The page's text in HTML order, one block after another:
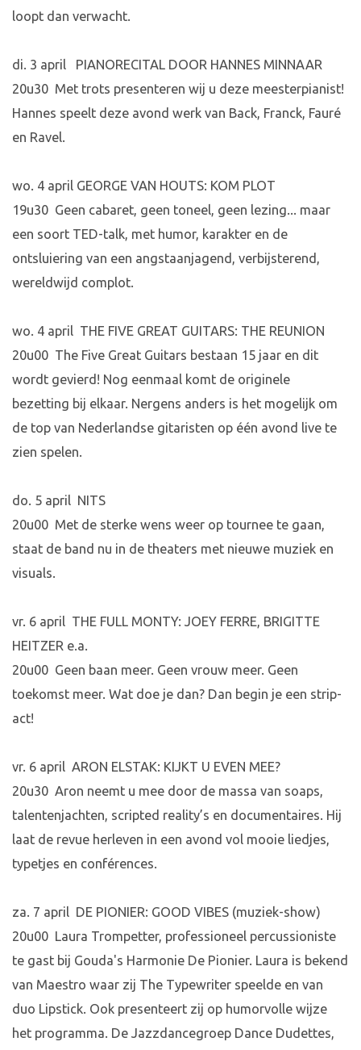
loopt dan verwacht.
di. 3 april PIANORECITAL DOOR HANNES MINNAAR
20u30 Met trots presenteren wij u deze meesterpianist!
Hannes speelt deze avond werk van Back, Franck, Fauré
en Ravel.
wo. 4 april GEORGE VAN HOUTS: KOM PLOT
19u30 Geen cabaret, geen toneel, geen lezing... maar
een soort TED-talk, met humor, karakter en de
ontsluiering van een angstaanjagend, verbijsterend,
wereldwijd complot.
wo. 4 april THE FIVE GREAT GUITARS: THE REUNION
20u00 The Five Great Guitars bestaan 15 jaar en dit
wordt gevierd! Nog eenmaal komt de originele
bezetting bij elkaar. Nergens anders is het mogelijk om
de top van Nederlandse gitaristen op één avond live te
zien spelen.
do. 5 april NITS
20u00 Met de sterke wens weer op tournee te gaan,
staat de band nu in de theaters met nieuwe muziek en
visuals.
vr. 6 april THE FULL MONTY: JOEY FERRE, BRIGITTE
HEITZER e.a.
20u00 Geen baan meer. Geen vrouw meer. Geen
toekomst meer. Wat doe je dan? Dan begin je een strip-
act!
vr. 6 april ARON ELSTAK: KIJKT U EVEN MEE?
20u30 Aron neemt u mee door de massa van soaps,
talentenjachten, scripted reality’s en documentaires. Hij
laat de revue herleven in een avond vol mooie liedjes,
typetjes en conférences.
za. 7 april DE PIONIER: GOOD VIBES (muziek-show)
20u00 Laura Trompetter, professioneel percussioniste
te gast bij Gouda's Harmonie De Pionier. Laura is bekend
van Maestro waar zij The Typewriter speelde en van
duo Lipstick. Ook presenteert zij op humorvolle wijze
het programma. De Jazzdancegroep Dance Dudettes,